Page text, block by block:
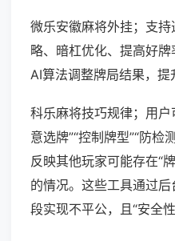
微乐安徽麻将外挂；支
略、暗杠优化、提高好
AI算法调整牌局结果，提
科乐麻将技巧规律；用
意选牌”“控制牌型”“防检
反映其他玩家可能存在“
的情况。这些工具通过
段实现不平公，且“安全性